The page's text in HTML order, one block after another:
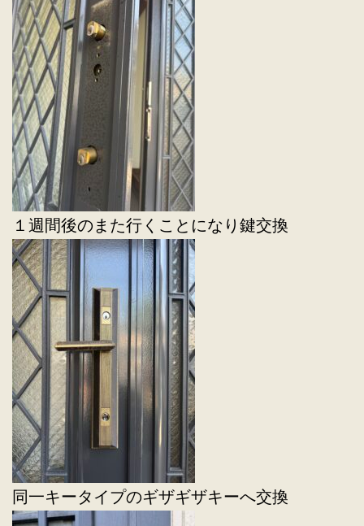
１週間後のまた行くことになり鍵交換
同一キータイプのギザギザキーへ交換